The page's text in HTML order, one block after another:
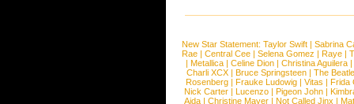
New Star Statement: Taylor Swift | Sabrina
Rae |Central Cee |Selena Gomez |Raye |
| Metallica | Celine Dion | Christina Aguilera |
Charli XCX |Bruce Springsteen |The
Rosenberg | Frauke Ludowig | Vitas | Frida
Nick Carter | Lucenzo | Pigeon John |
Aida |Christine Mayer |Not Called Jinx |